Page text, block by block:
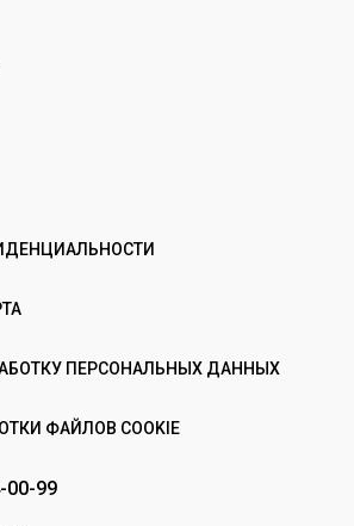
ПЕРСОНАЛЬНЫХ ДАННЫХ
ФАЙЛОВ COOKIE
00-99